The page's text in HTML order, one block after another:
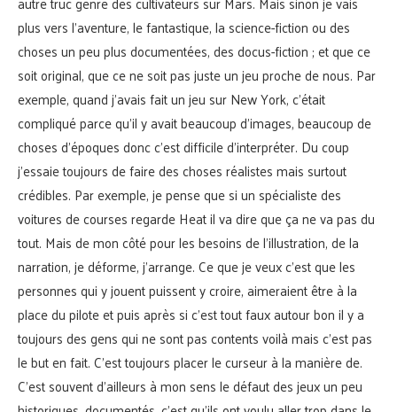
plus vers l’aventure, le fantastique, la science-fiction ou des
choses un peu plus documentées, des docus-fiction ; et que ce
soit original, que ce ne soit pas juste un jeu proche de nous. Par
exemple, quand j’avais fait un jeu sur New York, c’était
compliqué parce qu’il y avait beaucoup d’images, beaucoup de
choses d’époques donc c’est difficile d’interpréter. Du coup
j’essaie toujours de faire des choses réalistes mais surtout
crédibles. Par exemple, je pense que si un spécialiste des
voitures de courses regarde Heat il va dire que ça ne va pas du
tout. Mais de mon côté pour les besoins de l’illustration, de la
narration, je déforme, j’arrange. Ce que je veux c’est que les
personnes qui y jouent puissent y croire, aimeraient être à la
place du pilote et puis après si c’est tout faux autour bon il y a
toujours des gens qui ne sont pas contents voilà mais c’est pas
le but en fait. C’est toujours placer le curseur à la manière de.
C’est souvent d’ailleurs à mon sens le défaut des jeux un peu